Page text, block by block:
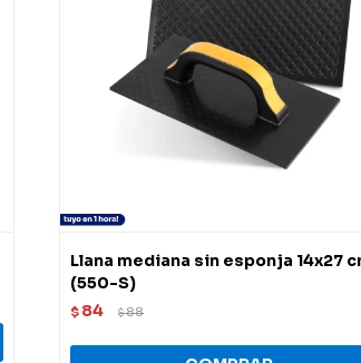
Llana mediana sin esponja 14x27
(550-S)
$ 84 $88